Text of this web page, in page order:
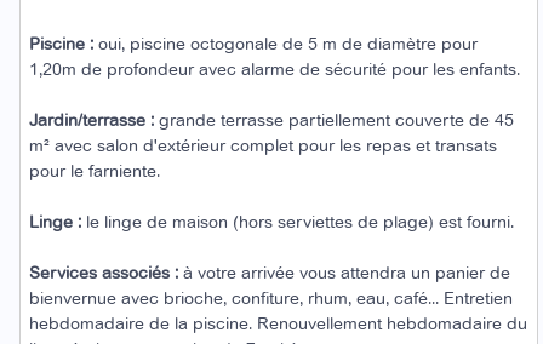
Piscine : oui, piscine octogonale de 5 m de diamètre pour
1,20m de profondeur avec alarme de sécurité pour les enfants.
Jardin/terrasse : grande terrasse partiellement couverte de 45
m² avec salon d'extérieur complet pour les repas et transats
pour le farniente.
Linge : le linge de maison (hors serviettes de plage) est fourni.
Services associés : à votre arrivée vous attendra un panier de
bienvernue avec brioche, confiture, rhum, eau, café... Entretien
hebdomadaire de la piscine. Renouvellement hebdomadaire du